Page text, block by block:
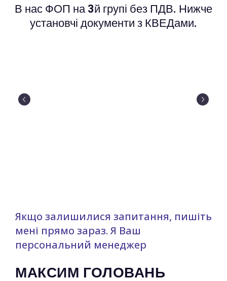
В нас ФОП на 3й групі без ПДВ. Нижче
установчі документи з КВЕДами.
Якщо залишилися запитання, пишіть
мені прямо зараз. Я Ваш
персональний менеджер
МАКСИМ ГОЛОВАНЬ